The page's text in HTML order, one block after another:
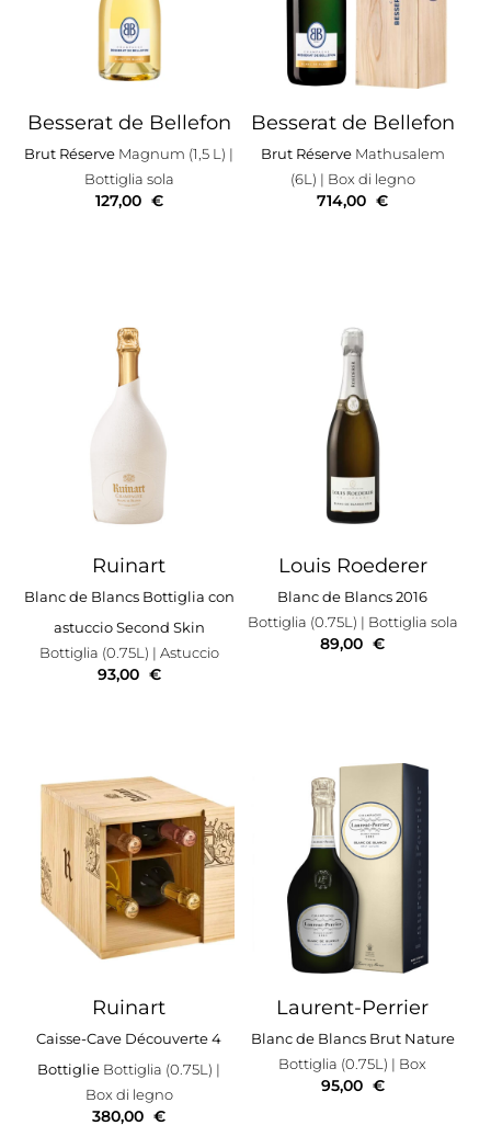
Besserat de Bellefon
Brut Réserve Magnum (1,5 L) |
Bottiglia sola
127,00 €
Besserat de Bellefon
Brut Réserve Mathusalem
(6L) | Box di legno
714,00 €
Ruinart
Blanc de Blancs Bottiglia con
astuccio Second Skin
Bottiglia (0.75L) | Astuccio
93,00 €
Louis Roederer
Blanc de Blancs 2016
Bottiglia (0.75L) | Bottiglia sola
89,00 €
Ruinart
Caisse-Cave Découverte 4
Bottiglie Bottiglia (0.75L) |
Box di legno
380,00 €
Laurent-Perrier
Blanc de Blancs Brut Nature
Bottiglia (0.75L) | Box
95,00 €